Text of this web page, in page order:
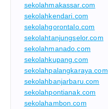
sekolahmakassar.com
sekolahkendari.com
sekolahgorontalo.com
sekolahtanjungselor.com
sekolahmanado.com
sekolahkupang.com
sekolahpalangkaraya.com
sekolahbanjarbaru.com
sekolahpontianak.com
sekolahambon.com